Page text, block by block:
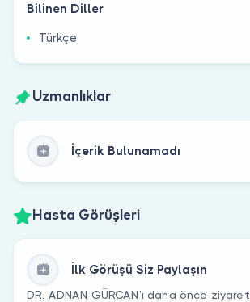
Bilinen Diller
Türkçe
Uzmanlıklar
İçerik Bulunamadı
Hasta Görüşleri
İlk Görüşü Siz Paylaşın
DR. ADNAN GÜRCAN’ı daha önce ziyaret